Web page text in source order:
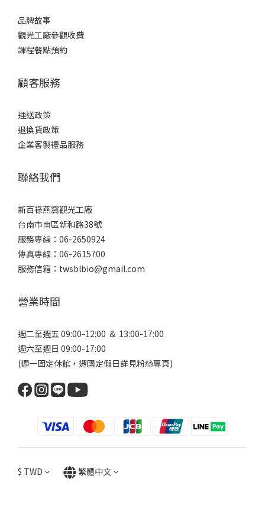
品牌故事
觀光工廠參觀收費
課程餐點預約
顧客服務
運送政策
退換貨政策
企業客製禮品服務
聯絡我們
新百祿燕窩觀光工廠
台南市南區新和路38號
服務專線：06-2650924
傳真專線：06-2615700
服務信箱：twsblbio@gmail.com
營業時間
週二至週五 09:00-12:00 & 13:00-17:00
週六至週日 09:00-17:00
(週一固定休館，遇國定假日詳見粉絲專頁)
$ TWD 繁體中文